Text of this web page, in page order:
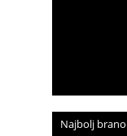
Najbolj brano